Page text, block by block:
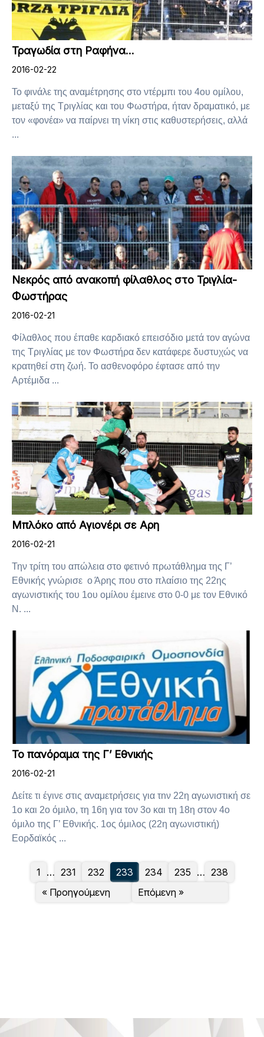
Τραγωδία στη Ραφήνα…
2016-02-22
Το φινάλε της αναμέτρησης στο ντέρμπι του 4ου ομίλου,
μεταξύ της Τριγλίας και του Φωστήρα, ήταν δραματικό, με
τον «φονέα» να παίρνει τη νίκη στις καθυστερήσεις, αλλά
...
Νεκρός από ανακοπή φίλαθλος στο Τριγλία-
Φωστήρας
2016-02-21
Φίλαθλος που έπαθε καρδιακό επεισόδιο μετά τον αγώνα
της Τριγλίας με τον Φωστήρα δεν κατάφερε δυστυχώς να
κρατηθεί στη ζωή. Το ασθενοφόρο έφτασε από την
Αρτέμιδα ...
Μπλόκο από Αγιονέρι σε Αρη
2016-02-21
Την τρίτη του απώλεια στο φετινό πρωτάθλημα της Γ’
Εθνικής γνώρισε ο Άρης που στο πλαίσιο της 22ης
αγωνιστικής του 1ου ομίλου έμεινε στο 0-0 με τον Εθνικό
Ν. ...
Το πανόραμα της Γ’ Εθνικής
2016-02-21
Δείτε τι έγινε στις αναμετρήσεις για τnν 22η αγωνιστική σε
1ο και 2ο όμιλο, τη 16η για τον 3ο και τη 18η στον 4ο
όμιλο της Γ’ Εθνικής. 1ος όμιλος (22η αγωνιστική)
Εορδαϊκός ...
« Προηγούμενη
1 … 231 232 233 234 235 … 238
Επόμενη »